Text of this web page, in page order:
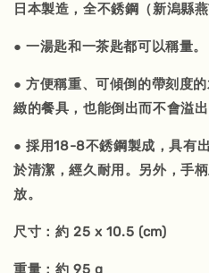
日本製造，全不銹鋼（新潟縣燕
● 一湯匙和一茶匙都可以稱量。
● 方便稱重、可傾倒的帶刻度
緻的餐具，也能倒出而不會溢出
● 採用18-8不銹鋼製成，具有
於清潔，經久耐用。另外，手
放。
尺寸：約 25 x 10.5 (cm)
重量：約 95 g